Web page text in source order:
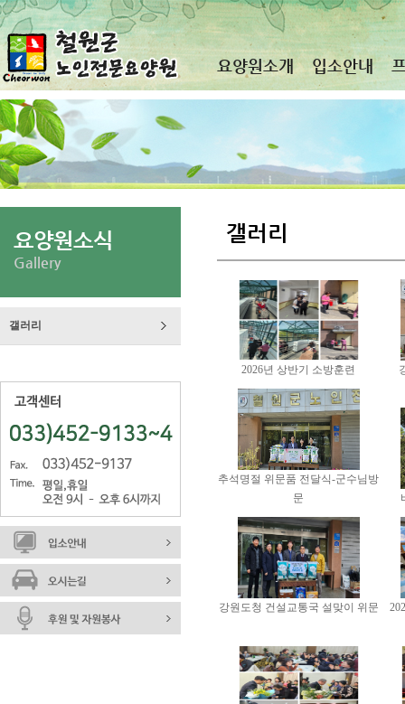
요양원소개 입소안내
요양원소식
Gallery
갤러리
갤러리
2026년 상반기 소방훈련
추석명절 위문품 전달식-군수님방
문
강원도청 건설교통국 설맞이 위문